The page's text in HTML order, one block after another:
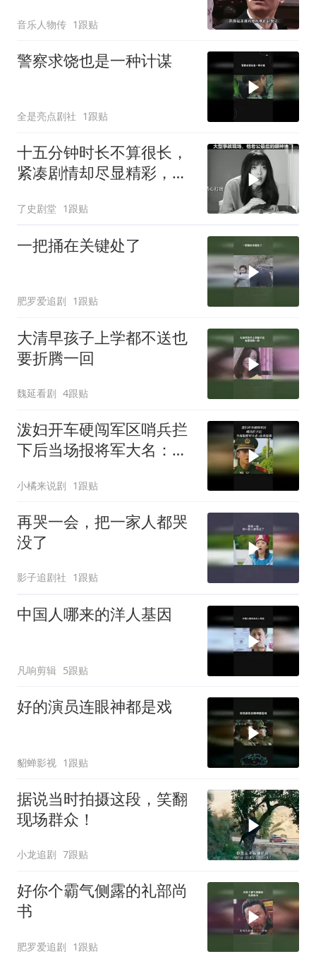
音乐人物传 1跟贴
警察求饶也是一种计谋
全是亮点剧社 1跟贴
十五分钟时长不算很长，
紧凑剧情却尽显精彩，深
了史剧堂 1跟贴
一把捅在关键处了
肥罗爱追剧 1跟贴
大清早孩子上学都不送也
要折腾一回
魏延看剧 4跟贴
泼妇开车硬闯军区哨兵拦
下后当场报将军大名：出
小橘来说剧 1跟贴
再哭一会，把一家人都哭
没了
影子追剧社 1跟贴
中国人哪来的洋人基因
凡响剪辑 5跟贴
好的演员连眼神都是戏
貂蝉影视 1跟贴
据说当时拍摄这段，笑翻
现场群众！
小龙追剧 7跟贴
好你个霸气侧露的礼部尚
书
肥罗爱追剧 1跟贴